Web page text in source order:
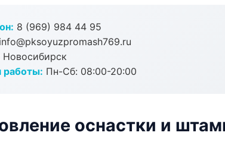
8 (969) 984 44 95
info@pksoyuzpromash769.ru
Новосибирск
Пн-Сб: 08:00-20:00
оснастки и